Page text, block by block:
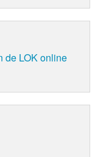
de LOK online